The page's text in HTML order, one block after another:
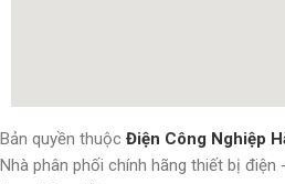
Bản quyền thuộc Điện Công Nghiệp
Nhà phân phối chính hãng thiết bị